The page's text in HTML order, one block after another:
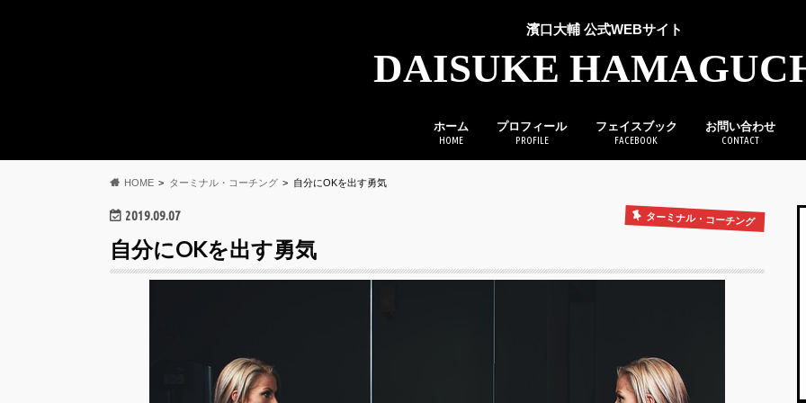
濱口大輔 公式WEBサイト
DAISUKE
ホーム
HOME
プロフィール
PROFILE
フェイスブック
FACEBOOK
お問い合わせ
CONTACT
HOME ターミナル・コーチング 自分にOKを出す勇気
2019.09.07 ターミナル・コーチング
自分にOKを出す勇気